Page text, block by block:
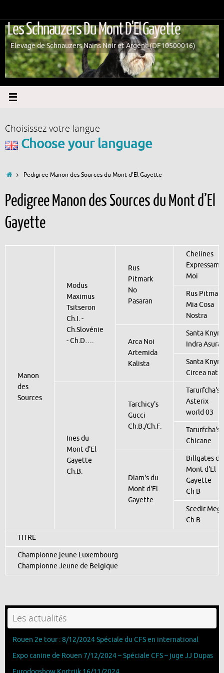
contenu
Les Schnauzers Du Mont D'El Gayette
Elevage de Schnauzers Nains Noir et Argent (DF10500016)
Choisissez votre langue
Choose your language
AccueilPedigree Manon des Sources du Mont d’El Gayette
Pedigree Manon des Sources du Mont d’El
Gayette
Manon
des
Sources
Modus
Maximus
Tsitseron
Ch.I. -
Ch.Slovénie
- Ch.D….
Rus
Pitmark
No
Pasaran
Chelines
Moi
Rus Pitmark
Mia Cosa
Nostra
Arca Noi
Artemida
Kalista
Santa
Indra Asura
Santa
Circea
Ines du
Mont d'El
Gayette
Ch.B.
Tarchicy's
Gucci
Ch.B./Ch.F.
Tarurfcha's
Asterix
world 03
Tarurfcha's
Chicane
Diam's du
Mont d'El
Gayette
Billgates du
Mont d'El
Gayette
Ch B
Scedir
Ch B
TITRE
Championne jeune Luxembourg
Championne Jeune de Belgique
Les actualités
Rouen 2e tour : 8/12/2024 Spéciale du CFS en international
Expo canine de Rouen 7/12/2024 – Spéciale CFS – juge JJ Dupas